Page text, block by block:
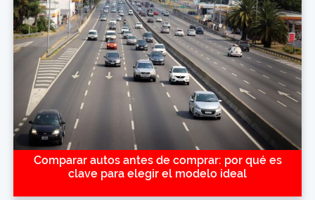
Comparar autos antes de comprar: por qué es
clave para elegir el modelo ideal